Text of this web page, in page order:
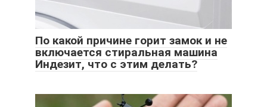
По какой причине горит замок и не
включается стиральная машина
Индезит, что с этим делать?